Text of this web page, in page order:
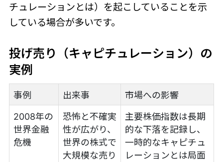
チュレーションとは）を起こしていることを示
している場合が多いです。
投げ売り（キャピチュレーション）の
実例
事例 出来事 市場への影響
2008年の
世界金融
危機
恐怖と不確実
性が広がり、
世界の株式で
大規模な売り
主要株価指数は長期
的な下落を記録し、
一時的なキャピチュ
レーションとは局面